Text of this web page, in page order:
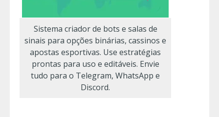
Sistema criador de bots e salas de
sinais para opções binárias, cassinos e
apostas esportivas. Use estratégias
prontas para uso e editáveis. Envie
tudo para o Telegram, WhatsApp e
Discord.